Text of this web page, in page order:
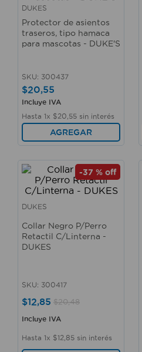
DUKES
Protector de asientos
traseros, tipo hamaca
para mascotas - DUKE'S
SKU: 300437
$20,55
Incluye IVA
Hasta 1x $20 55 sin interés
AGREGAR
-37 % off
DUKES
Collar Negro P/Perro
Retactil C/Linterna -
DUKES
SKU: 300417
$12,85 $20,48
Incluye IVA
Hasta 1x $12 85 sin interés
aspiradora
lavamanos
taladro